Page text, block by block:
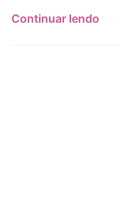
Continuar lendo